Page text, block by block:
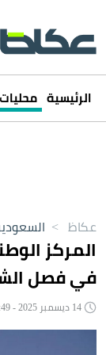
الرئيسية محليات
عكاظ >
المركز
في فصل